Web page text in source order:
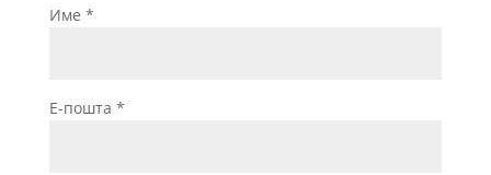
Име *
Е-пошта *